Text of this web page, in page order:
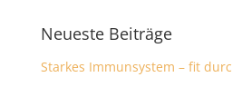
Neueste Beiträge
Starkes Immunsystem – fit